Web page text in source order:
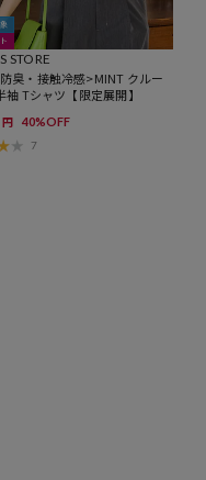
STORE
臭・接触冷感>MINT クルー
袖 Tシャツ【限定展開】
円 40%OFF
7